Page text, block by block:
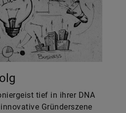
tief in ihrer DNA
Gründerszene